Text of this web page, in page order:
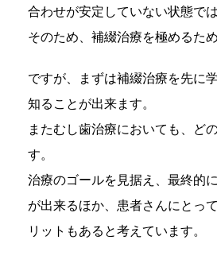
合わせが安定していない状態で
そのため、補綴治療を極めるた
ですが、まずは補綴治療を先に
知ることが出来ます。
またむし歯治療においても、ど
す。
治療のゴールを見据え、最終的
が出来るほか、患者さんにとっ
リットもあると考えています。